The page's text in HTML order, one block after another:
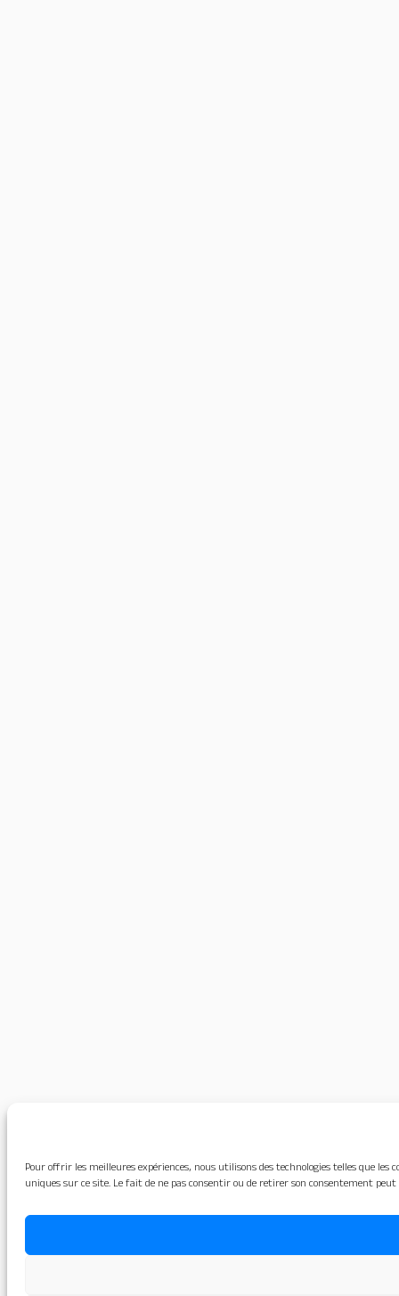
Pour offrir les meilleures expériences, nous utilisons des technologies telles que
uniques sur ce site. Le fait de ne pas consentir ou de retirer son consentement